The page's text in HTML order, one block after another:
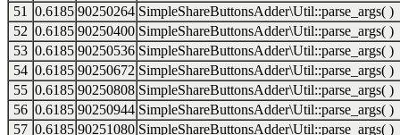
51
0.6185 90250264 SimpleShareButtonsAdder\Util::parse_args( )
52 0.6185 90250400 SimpleShareButtonsAdder\Util::parse_args( )
53 0.6185 90250536 SimpleShareButtonsAdder\Util::parse_args( )
54 0.6185 90250672 SimpleShareButtonsAdder\Util::parse_args( )
55 0.6185 90250808 SimpleShareButtonsAdder\Util::parse_args( )
56 0.6185 90250944 SimpleShareButtonsAdder\Util::parse_args( )
57 0.6185 90251080 SimpleShareButtonsAdder\Util::parse_args( )